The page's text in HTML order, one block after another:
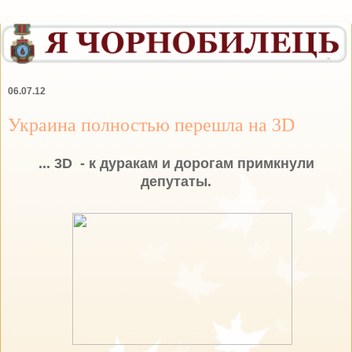
06.07.12
Украина полностью перешла на 3D
... 3D - к дуракам и дорогам примкнули
депутаты.